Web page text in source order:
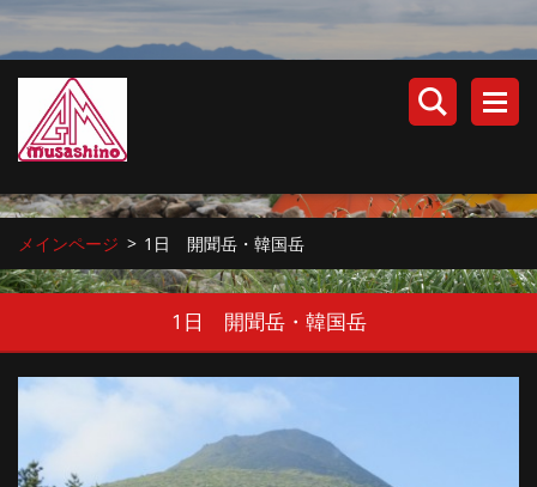
メインページ > 1日 開聞岳・韓国岳
1日 開聞岳・韓国岳